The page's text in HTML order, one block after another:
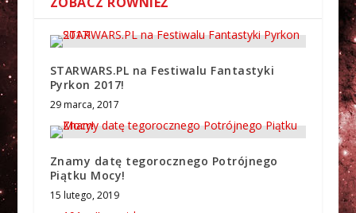
STARWARS.PL na Festiwalu Fantastyki
Pyrkon 2017!
29 marca, 2017
Znamy datę tegorocznego Potrójnego
Piątku Mocy!
15 lutego, 2019